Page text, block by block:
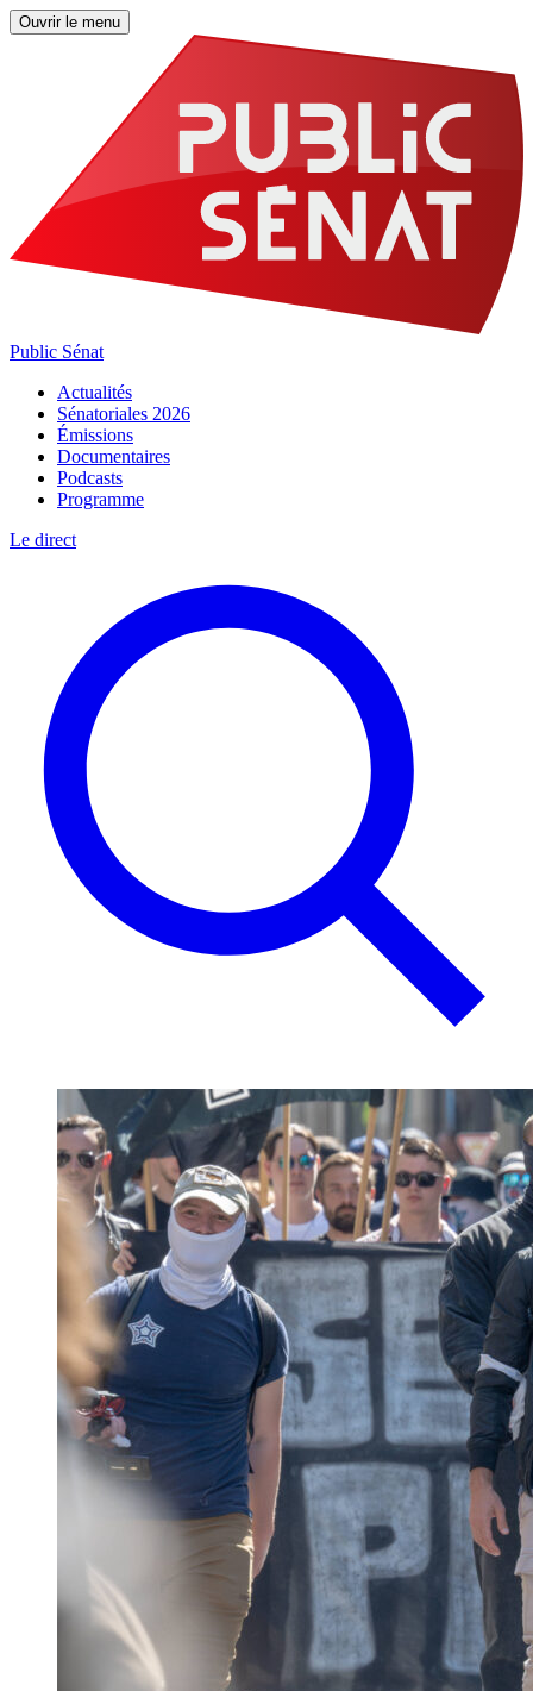
Ouvrir le menu
Public Sénat
Actualités
Sénatoriales 2026
Émissions
Documentaires
Podcasts
Programme
Le direct